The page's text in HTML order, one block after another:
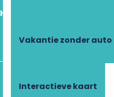
Vakantie zonder auto
Interactieve kaart
Hoe kom ik daar?
Vliegtuig